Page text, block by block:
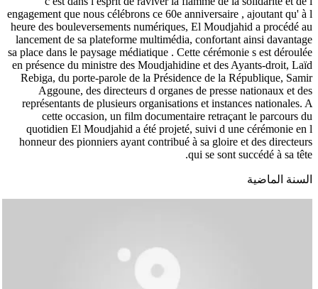
engagement que nous célébrons ce 60e anniversaire , ajoutant qu' à l
heure des bouleversements numériques, El Moudjahid a procédé au
lancement de sa plateforme multimédia, confortant ainsi davantage
sa place dans le paysage médiatique . Cette cérémonie s est déroulée
en présence du ministre des Moudjahidine et des Ayants-droit, Laïd
Rebiga, du porte-parole de la Présidence de la République, Samir
Aggoune, des directeurs d organes de presse nationaux et des
représentants de plusieurs organisations et instances nationales. A
cette occasion, un film documentaire retraçant le parcours du
quotidien El Moudjahid a été projeté, suivi d une cérémonie en l
honneur des pionniers ayant contribué à sa gloire et des directeurs
qui se sont succédé à sa tête.
السنة الماضية